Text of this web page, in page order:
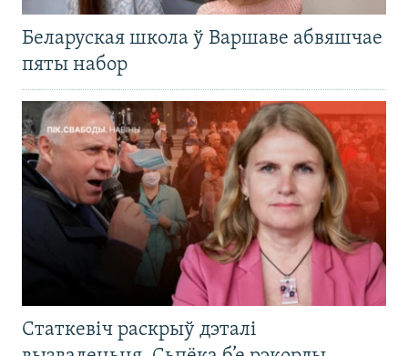
Беларуская школа ў Варшаве абвяшчае
пяты набор
Статкевіч раскрыў дэталі